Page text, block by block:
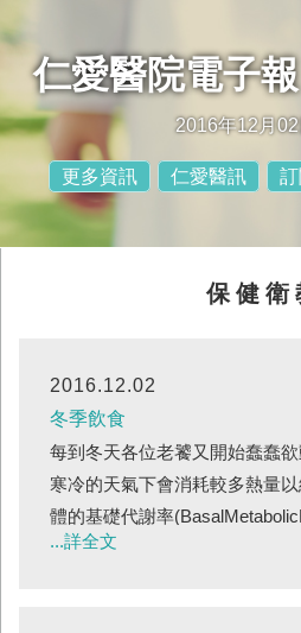
仁愛醫院電子
2016年12月02
更多資訊 仁愛醫訊
保健衛
2016.12.02
冬季飲食
每到冬天各位老饕又開始蠢蠢
寒冷的天氣下會消耗較多熱量
體的基礎代謝率
這並不代表你(妳)可以放縱大吃
...詳全文